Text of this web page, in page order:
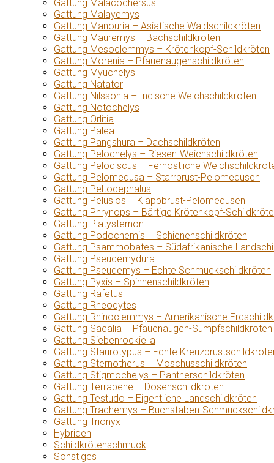
Gattung Malacochersus
Gattung Malayemys
Gattung Manouria – Asiatische Waldschildkröten
Gattung Mauremys – Bachschildkröten
Gattung Mesoclemmys – Krötenkopf-Schildkröten
Gattung Morenia – Pfauenaugenschildkröten
Gattung Myuchelys
Gattung Natator
Gattung Nilssonia – Indische Weichschildkröten
Gattung Notochelys
Gattung Orlitia
Gattung Palea
Gattung Pangshura – Dachschildkröten
Gattung Pelochelys – Riesen-Weichschildkröten
Gattung Pelodiscus – Fernöstliche
Gattung Pelomedusa – Starrbrust-Pelomedusen
Gattung Peltocephalus
Gattung Pelusios – Klappbrust-Pelomedusen
Gattung Phrynops – Bärtige Krötenkopf-
Gattung Platysternon
Gattung Podocnemis – Schienenschildkröten
Gattung Psammobates – Südafrikanische
Gattung Pseudemydura
Gattung Pseudemys – Echte Schmuckschildkröten
Gattung Pyxis – Spinnenschildkröten
Gattung Rafetus
Gattung Rheodytes
Gattung Rhinoclemmys – Amerikanische
Gattung Sacalia – Pfauenaugen-Sumpfschildkröten
Gattung Siebenrockiella
Gattung Staurotypus – Echte
Gattung Sternotherus – Moschusschildkröten
Gattung Stigmochelys – Pantherschildkröten
Gattung Terrapene – Dosenschildkröten
Gattung Testudo – Eigentliche Landschildkröten
Gattung Trachemys – Buchstaben-
Gattung Trionyx
Hybriden
Schildkrötenschmuck
Sonstiges